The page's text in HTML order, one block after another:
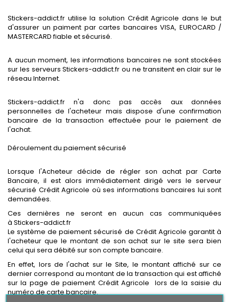
Stickers-addict.fr utilise la solution Crédit Agricole dans le but
d'assurer un paiment par cartes bancaires VISA, EUROCARD /
MASTERCARD fiable et sécurisé.
A aucun moment, les informations bancaires ne sont stockées
sur les serveurs Stickers-addict.fr ou ne transitent en clair sur le
réseau Internet.
Stickers-addict.fr n'a donc pas accès aux données
personnelles de l'acheteur mais dispose d'une confirmation
bancaire de la transaction effectuée pour le paiement de
l'achat.
Déroulement du paiement sécurisé
Lorsque l'Acheteur décide de régler son achat par Carte
Bancaire, il est alors immédiatement dirigé vers le serveur
sécurisé Crédit Agricole où ses informations bancaires lui sont
demandées.
Ces dernières ne seront en aucun cas communiquées
à Stickers-addict.fr
Le système de paiement sécurisé de Crédit Agricole garantit à
l'acheteur que le montant de son achat sur le site sera bien
celui qui sera débité sur son compte bancaire.
En effet, lors de l'achat sur le Site, le montant affiché sur ce
dernier correspond au montant de la transaction qui est affiché
sur la page de paiement Crédit Agricole lors de la saisie du
numéro de carte bancaire.